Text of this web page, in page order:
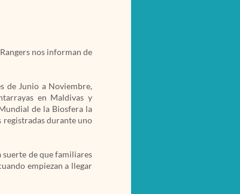
nos informan de
de Junio a Noviembre,
en Maldivas y
de la Biosfera la
registradas durante uno
de que familiares
empiezan a llegar